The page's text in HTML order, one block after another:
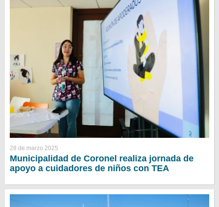
28 de marzo 2025
Municipalidad de Coronel realiza jornada de
apoyo a cuidadores de niños con TEA